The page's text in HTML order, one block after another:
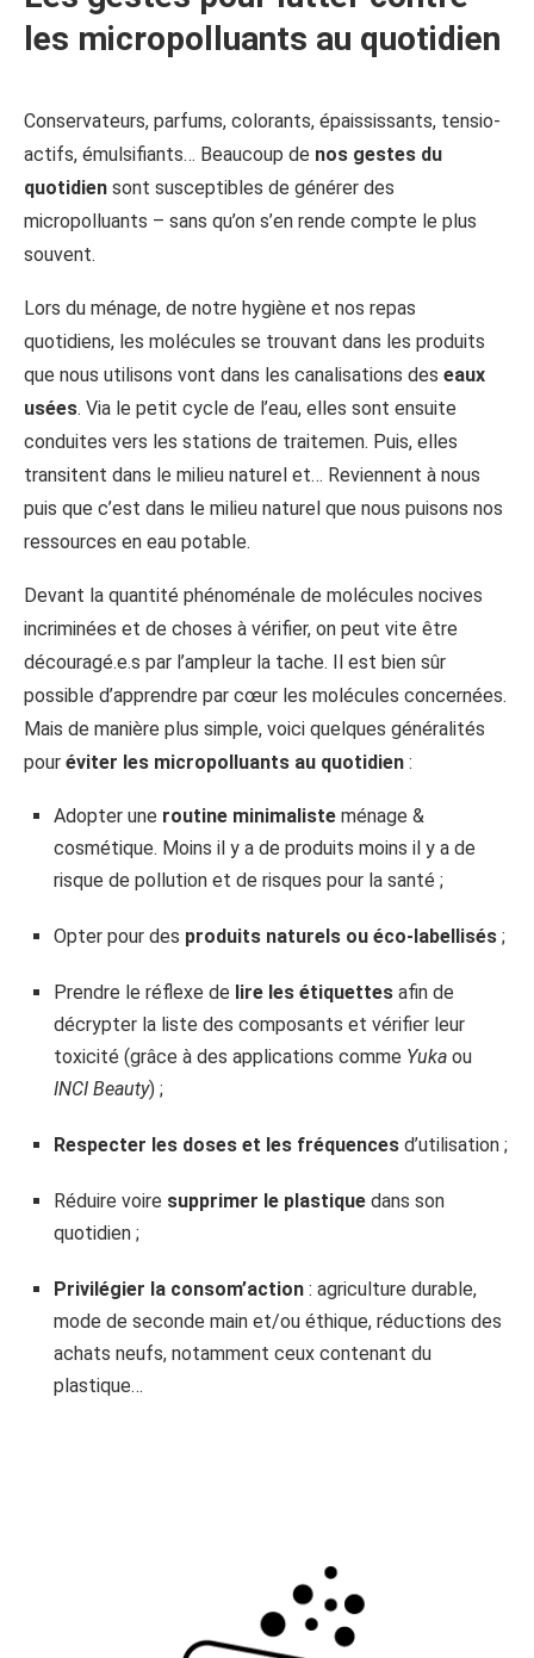
les micropolluants au quotidien
Conservateurs, parfums, colorants, épaississants, tensio-
actifs, émulsifiants… Beaucoup de nos gestes du
quotidien sont susceptibles de générer des
micropolluants – sans qu’on s’en rende compte le plus
souvent.
Lors du ménage, de notre hygiène et nos repas
quotidiens, les molécules se trouvant dans les produits
que nous utilisons vont dans les canalisations des eaux
usées. Via le petit cycle de l’eau, elles sont ensuite
conduites vers les stations de traitemen. Puis, elles
transitent dans le milieu naturel et… Reviennent à nous
puis que c’est dans le milieu naturel que nous puisons nos
ressources en eau potable.
Devant la quantité phénoménale de molécules nocives
incriminées et de choses à vérifier, on peut vite être
découragé.e.s par l’ampleur la tache. Il est bien sûr
possible d’apprendre par cœur les molécules concernées.
Mais de manière plus simple, voici quelques généralités
pour éviter les micropolluants au quotidien :
Adopter une routine minimaliste ménage &
cosmétique. Moins il y a de produits moins il y a de
risque de pollution et de risques pour la santé ;
Opter pour des produits naturels ou éco-labellisés ;
Prendre le réflexe de lire les étiquettes afin de
décrypter la liste des composants et vérifier leur
toxicité (grâce à des applications comme Yuka ou
INCI Beauty) ;
Respecter les doses et les fréquences d’utilisation ;
Réduire voire supprimer le plastique dans son
quotidien ;
Privilégier la consom’action : agriculture durable,
mode de seconde main et/ou éthique, réductions des
achats neufs, notamment ceux contenant du
plastique…